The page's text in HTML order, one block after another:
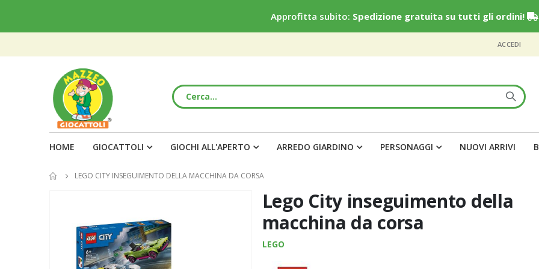
Approfitta subito: Spedizione gratuita su tutti gli ordini!
ACCEDI
HOME GIOCATTOLI GIOCHI ALL'APERTO ARREDO GIARDINO PERSONAGGI NUOVI ARRIVI
LEGO CITY INSEGUIMENTO DELLA MACCHINA DA CORSA
Lego City inseguimento della
macchina da corsa
LEGO